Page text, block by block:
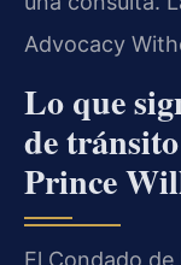
Advocacy
Lo que
de
Prince
El Condado de